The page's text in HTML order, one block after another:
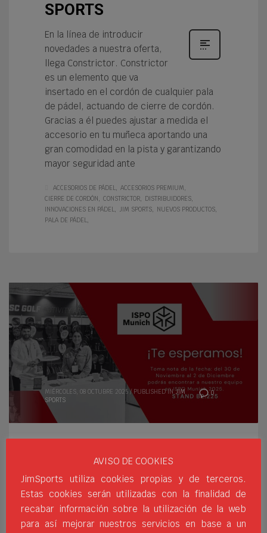
SPORTS
En la línea de introducir
novedades a nuestra oferta,
llega Constrictor. Constrictor
es un elemento que va
insertado en el cordón de cualquier pala
de pádel, actuando de cierre de cordón.
Gracias a él puedes ajustar a medida el
accesorio en tu muñeca aportando una
gran comodidad en la pista y garantizando
mayor seguridad ante
ACCESORIOS DE PÁDEL
ACCESORIOS PREMIUM
CIERRE DE CORDÓN
CONSTRICTOR
DISTRIBUIDORES
INNOVACIONES EN PÁDEL
JIM SPORTS
NUEVOS PRODUCTOS
PALA DE PÁDEL
0
MIÉRCOLES, 08 OCTUBRE 2025 / PUBLISHED IN JIM
SPORTS
¡NOS VEMOS EN ISPO
MUNICH 2025!
Munich está a la vuelta de la
esquina y nuestro equipo ya
AVISO DE COOKIES
JimSports utiliza cookies propias y de terceros.
Estas cookies serán utilizadas con la finalidad de
recabar información sobre la utilización de la web
para así mejorar nuestros servicios en base a un